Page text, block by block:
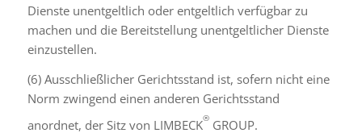
Dienste unentgeltlich oder entgeltlich verfügbar zu
machen und die Bereitstellung unentgeltlicher Dienste
einzustellen.
(6) Ausschließlicher Gerichtsstand ist, sofern nicht eine
Norm zwingend einen anderen Gerichtsstand
anordnet, der Sitz von LIMBECK®GROUP.